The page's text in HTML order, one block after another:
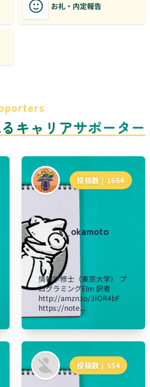
お礼・内定報告
キャリアサポーター
投稿数 | 1664
k_okamoto
情報学修士（東京大学） プ
ログラミングElm 訳者
http://amzn.to/3IOR4bF
https://note...
投稿数 | 554